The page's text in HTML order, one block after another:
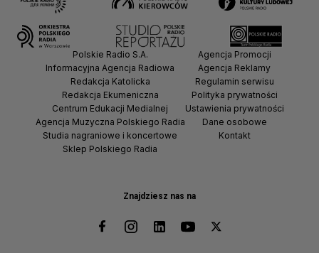
Znajdziesz nas na
Polskie Radio S.A.
Informacyjna Agencja Radiowa
Redakcja Katolicka
Redakcja Ekumeniczna
Centrum Edukacji Medialnej
Agencja Muzyczna Polskiego Radia
Studia nagraniowe i koncertowe
Sklep Polskiego Radia
Agencja Promocji
Agencja Reklamy
Regulamin serwisu
Polityka prywatności
Ustawienia prywatności
Dane osobowe
Kontakt